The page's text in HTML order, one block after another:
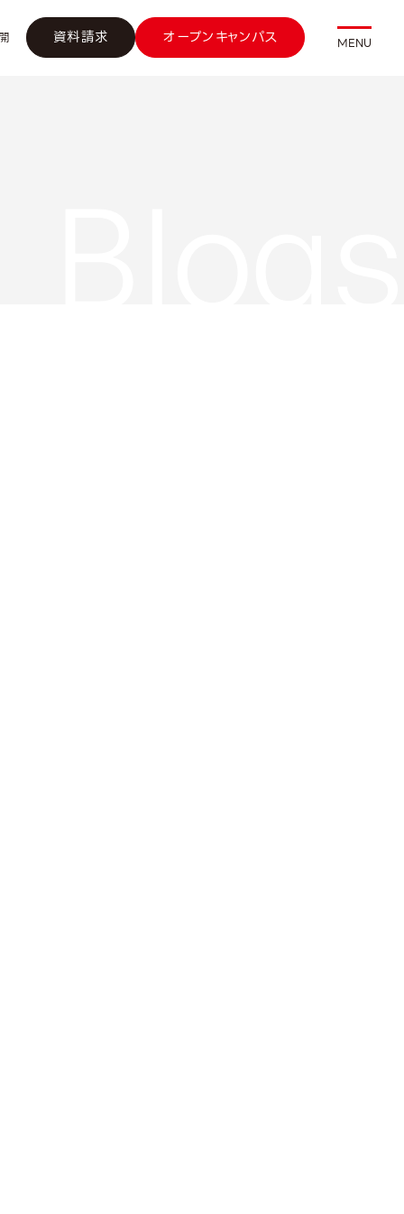
資料請求 オープンキャンパス MENU